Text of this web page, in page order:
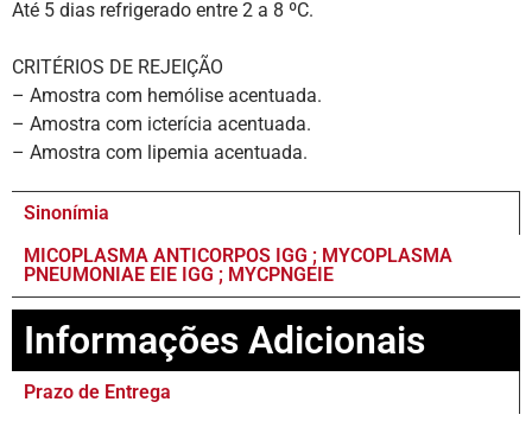
Até 5 dias refrigerado entre 2 a 8 ºC.
CRITÉRIOS DE REJEIÇÃO
– Amostra com hemólise acentuada.
– Amostra com icterícia acentuada.
– Amostra com lipemia acentuada.
Sinonímia
MICOPLASMA ANTICORPOS IGG ; MYCOPLASMA
PNEUMONIAE EIE IGG ; MYCPNGEIE
Informações Adicionais
Prazo de Entrega